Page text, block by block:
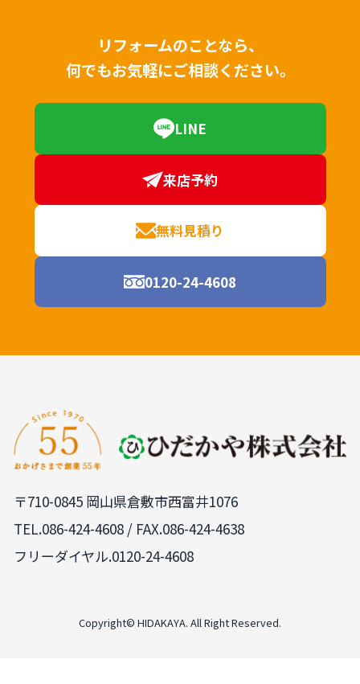
リフォームのことなら、
何でもお気軽にご相談ください。
LINE
来店予約
無料見積り
0120-24-4608
〒710-0845 岡山県倉敷市西富井1076
TEL.086-424-4608 / FAX.086-424-4638
フリーダイヤル.0120-24-4608
Copyright© HIDAKAYA. All Right Reserved.